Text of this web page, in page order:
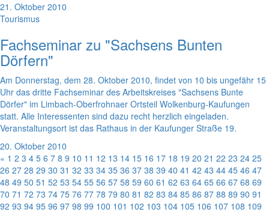
21. Oktober 2010
Tourismus
Fachseminar zu "Sachsens Bunten
Dörfern"
Am Donnerstag, dem 28. Oktober 2010, findet von 10 bis ungefähr 15
Uhr das dritte Fachseminar des Arbeitskreises "Sachsens Bunte
Dörfer" im Limbach-Oberfrohnaer Ortsteil Wolkenburg-Kaufungen
statt. Alle Interessenten sind dazu recht herzlich eingeladen.
Veranstaltungsort ist das Rathaus in der Kaufunger Straße 19.
20. Oktober 2010
« 1 2 3 4 5 6 7 8 9 10 11 12 13 14 15 16 17 18 19 20 21 22 23 24 25
26 27 28 29 30 31 32 33 34 35 36 37 38 39 40 41 42 43 44 45 46 47
48 49 50 51 52 53 54 55 56 57 58 59 60 61 62 63 64 65 66 67 68 69
70 71 72 73 74 75 76 77 78 79 80 81 82 83 84 85 86 87 88 89 90 91
92 93 94 95 96 97 98 99 100 101 102 103 104 105 106 107 108 109